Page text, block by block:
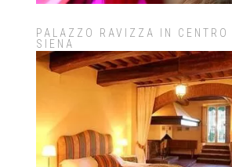
PALAZZO RAVIZZA IN CENTRO
SIENA